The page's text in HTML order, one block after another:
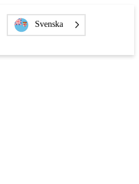
Svenska